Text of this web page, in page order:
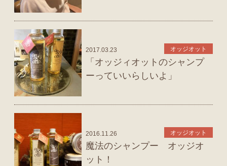
2017.03.23 オッジオット
「オッジィオットのシャンプ
ーっていいらしいよ」
2016.11.26 オッジオット
魔法のシャンプー オッジオ
ット！